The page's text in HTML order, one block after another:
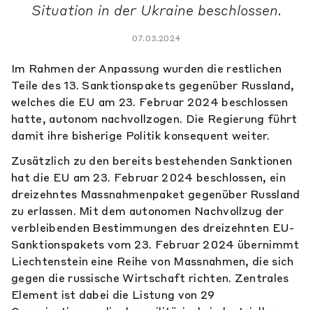
Situation in der Ukraine beschlossen.
07.03.2024
Im Rahmen der Anpassung wurden die restlichen
Teile des 13. Sanktionspakets gegenüber Russland,
welches die EU am 23. Februar 2024 beschlossen
hatte, autonom nachvollzogen. Die Regierung führt
damit ihre bisherige Politik konsequent weiter.
Zusätzlich zu den bereits bestehenden Sanktionen
hat die EU am 23. Februar 2024 beschlossen, ein
dreizehntes Massnahmenpaket gegenüber Russland
zu erlassen. Mit dem autonomen Nachvollzug der
verbleibenden Bestimmungen des dreizehnten EU-
Sanktionspakets vom 23. Februar 2024 übernimmt
Liechtenstein eine Reihe von Massnahmen, die sich
gegen die russische Wirtschaft richten. Zentrales
Element ist dabei die Listung von 29